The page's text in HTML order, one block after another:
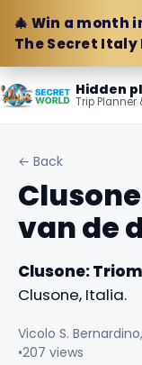
🎄 Win a month
The Secret Italy
Hidden
Trip Planner
← Back
van de
Clusone:
Clusone, Italia.
Vicolo S.
•207 views